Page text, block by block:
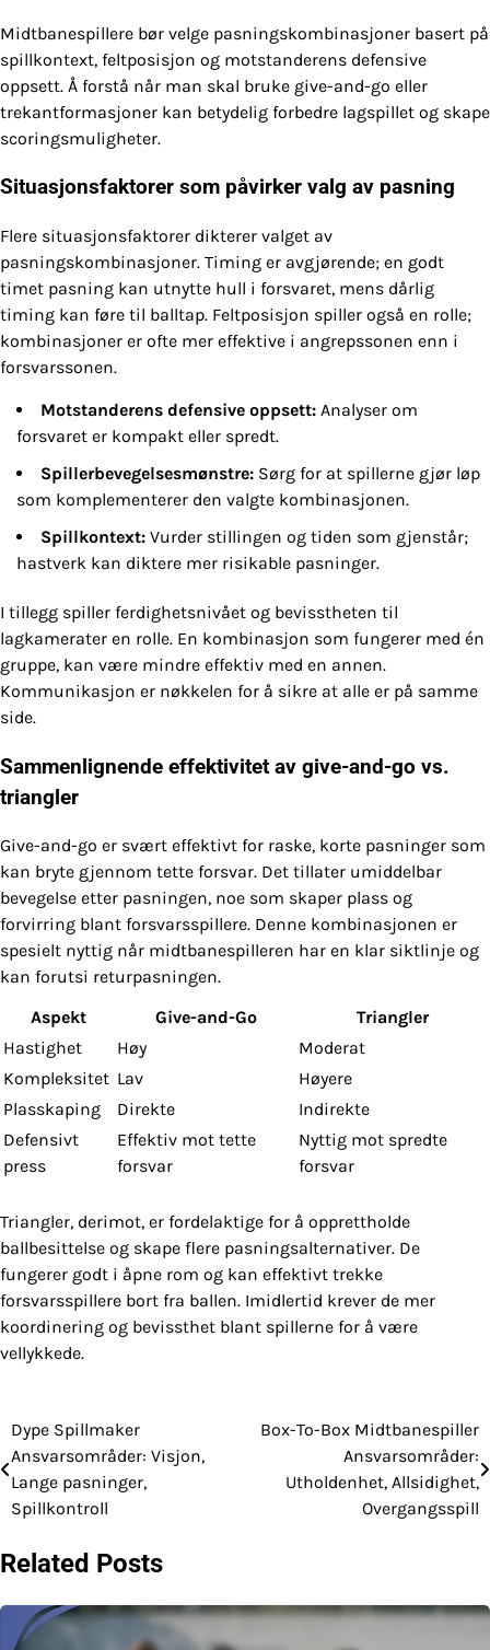
Midtbanespillere bør velge pasningskombinasjoner basert på
spillkontext, feltposisjon og motstanderens defensive
oppsett. Å forstå når man skal bruke give-and-go eller
trekantformasjoner kan betydelig forbedre lagspillet og skape
scoringsmuligheter.
Situasjonsfaktorer som påvirker valg av pasning
Flere situasjonsfaktorer dikterer valget av
pasningskombinasjoner. Timing er avgjørende; en godt
timet pasning kan utnytte hull i forsvaret, mens dårlig
timing kan føre til balltap. Feltposisjon spiller også en rolle;
kombinasjoner er ofte mer effektive i angrepssonen enn i
forsvarssonen.
Motstanderens defensive oppsett: Analyser om
forsvaret er kompakt eller spredt.
Spillerbevegelsesmønstre: Sørg for at spillerne gjør løp
som komplementerer den valgte kombinasjonen.
Spillkontext: Vurder stillingen og tiden som gjenstår;
hastverk kan diktere mer risikable pasninger.
I tillegg spiller ferdighetsnivået og bevisstheten til
lagkamerater en rolle. En kombinasjon som fungerer med én
gruppe, kan være mindre effektiv med en annen.
Kommunikasjon er nøkkelen for å sikre at alle er på samme
side.
Sammenlignende effektivitet av give-and-go vs.
triangler
Give-and-go er svært effektivt for raske, korte pasninger som
kan bryte gjennom tette forsvar. Det tillater umiddelbar
bevegelse etter pasningen, noe som skaper plass og
forvirring blant forsvarsspillere. Denne kombinasjonen er
spesielt nyttig når midtbanespilleren har en klar siktlinje og
kan forutsi returpasningen.
Aspekt
Give-and-Go
Triangler
Hastighet
Høy
Moderat
Kompleksitet Lav
Høyere
Plasskaping
Direkte
Indirekte
Defensivt
press
Effektiv mot tette
forsvar
Nyttig mot spredte
forsvar
Triangler, derimot, er fordelaktige for å opprettholde
ballbesittelse og skape flere pasningsalternativer. De
fungerer godt i åpne rom og kan effektivt trekke
forsvarsspillere bort fra ballen. Imidlertid krever de mer
koordinering og bevissthet blant spillerne for å være
vellykkede.
Post
navigation
Dype Spillmaker
Ansvarsområder: Visjon,
Lange pasninger,
Spillkontroll
Box-To-Box Midtbanespiller
Ansvarsområder:
Utholdenhet, Allsidighet,
Overgangsspill
Related Posts